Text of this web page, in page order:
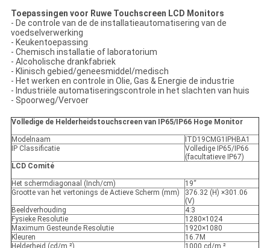
Toepassingen voor Ruwe Touchscreen LCD Monitors
- De controle van de de installatieautomatisering van de
voedselverwerking
- Keukentoepassing
- Chemisch installatie of laboratorium
- Alcoholische drankfabriek
- Klinisch gebied/geneesmiddel/medisch
- Het werken en controle in Olie, Gas & Energie de industrie
- Industriële automatiseringscontrole in het slachten van huis
- Spoorweg/Vervoer
Volledige de Helderheidstouchscreen van IP65/IP66 Hoge Monitor
Modelnaam
ITD19CMG1IPHBA1
IP Classificatie
Volledige IP65/IP66
(facultatieve IP67)
LCD Comité
Het schermdiagonaal (Inch/cm)
19“
Grootte van het vertonings de Actieve Scherm (mm)
376.32 (H) ×301.06
(V)
Beeldverhouding
4:3
Fysieke Resolutie
1280×1024
Maximum Gesteunde Resolutie
1920×1080
Kleuren
16.7M